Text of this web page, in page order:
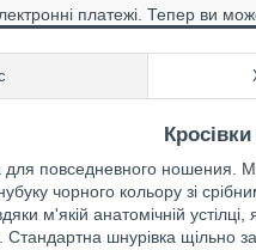
платежі. Тепер ви
для повседневного
чорного кольору зі
м'якій анатомічній
Стандартна шнурівка щільно